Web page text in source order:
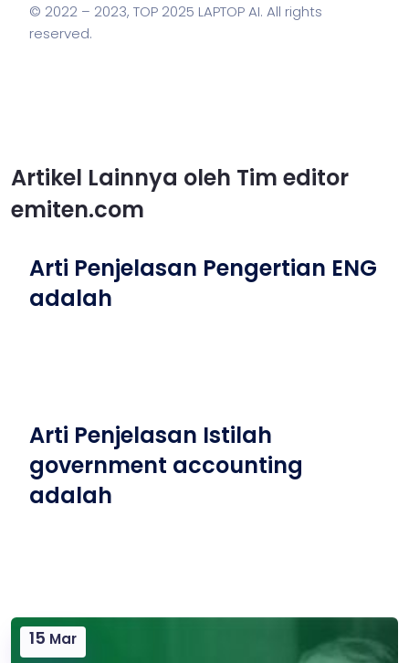
© 2022 – 2023, TOP 2025 LAPTOP AI. All rights
reserved.
Artikel Lainnya oleh Tim editor
emiten.com
Arti Penjelasan Pengertian ENG
adalah
Arti Penjelasan Istilah
government accounting
adalah
15 Mar